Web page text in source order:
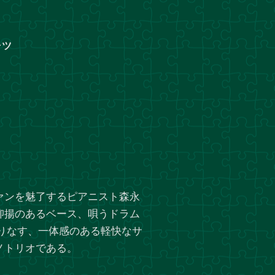
を魅了するピアニスト森永
のあるベース、唄うドラム
なす、一体感のある軽快なサ
リオである。